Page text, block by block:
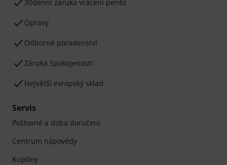
30denní záruka vrácení peněz
Opravy
Odborné poradenství
Záruka Spokojenosti
Největší evropský sklad
Servis
Poštovné a doba doručení
Centrum nápovědy
Kupóny